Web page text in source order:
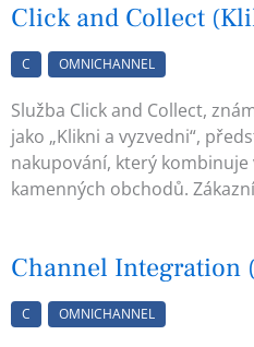
Click and Collect
C OMNICHANNEL
Služba Click and Collect,
jako „Klikni a vyzvedni“,
nakupování, který kombinuje
kamenných obchodů.
Channel Integration
C OMNICHANNEL